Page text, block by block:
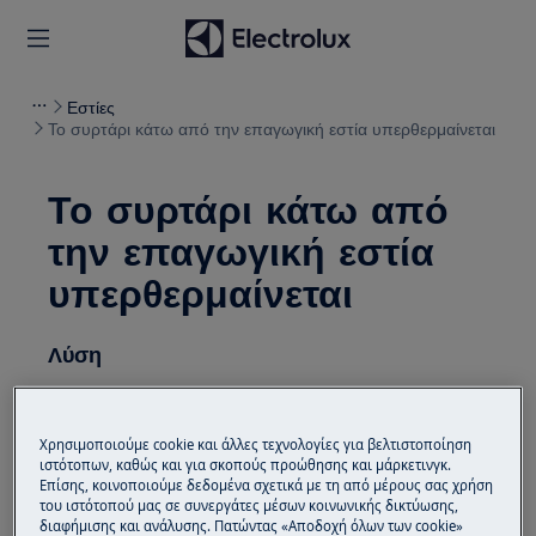
Εστίες
Το συρτάρι κάτω από την επαγωγική εστία υπερθερμαίνεται
Το συρτάρι κάτω από
την επαγωγική εστία
υπερθερμαίνεται
Λύση
Το συρτάρι ακριβώς κάτω από την
επαγωγική εστία υπερθερμαίνεται
Τι μπορεί να αποθηκευτεί στο συρτάρι
Χρησιμοποιούμε cookie και άλλες τεχνολογίες για βελτιστοποίηση
ιστότοπων, καθώς και για σκοπούς προώθησης και μάρκετινγκ.
Επίσης, κοινοποιούμε δεδομένα σχετικά με τη από μέρους σας χρήση
του ιστότοπού μας σε συνεργάτες μέσων κοινωνικής δικτύωσης,
διαφήμισης και ανάλυσης. Πατώντας «Αποδοχή όλων των cookie»